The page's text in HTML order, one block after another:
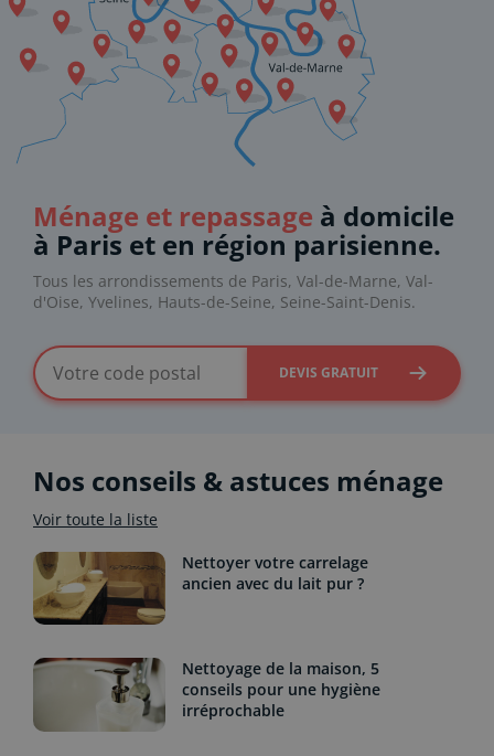
Ménage et repassage à domicile
à Paris et en région parisienne.
Tous les arrondissements de Paris, Val-de-Marne, Val-
d'Oise, Yvelines, Hauts-de-Seine, Seine-Saint-Denis.
DEVIS GRATUIT
Nos conseils & astuces ménage
Voir toute la liste
Nettoyer votre carrelage
ancien avec du lait pur ?
Nettoyage de la maison, 5
conseils pour une hygiène
irréprochable